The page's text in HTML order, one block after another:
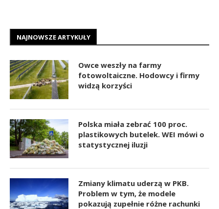
NAJNOWSZE ARTYKUŁY
Owce weszły na farmy
fotowoltaiczne. Hodowcy i firmy
widzą korzyści
Polska miała zebrać 100 proc.
plastikowych butelek. WEI mówi o
statystycznej iluzji
Zmiany klimatu uderzą w PKB.
Problem w tym, że modele
pokazują zupełnie różne rachunki